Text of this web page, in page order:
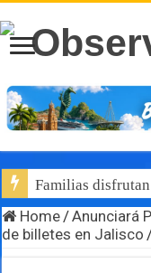
Familias
Home/Anunciará
de billetes en Jalisco